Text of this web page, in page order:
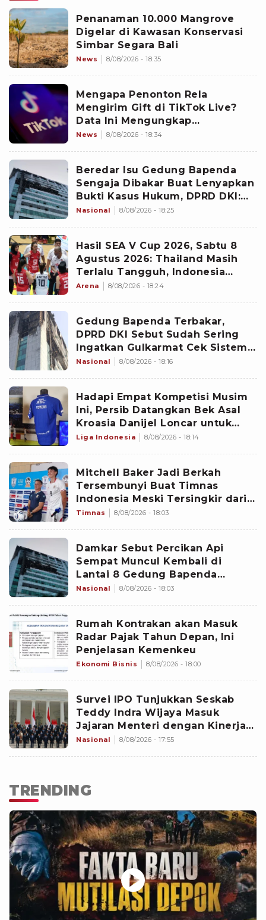
Penanaman 10.000 Mangrove
Digelar di Kawasan Konservasi
Simbar Segara Bali
News 8/08/2026 - 18:35
Mengapa Penonton Rela
Mengirim Gift di TikTok Live?
Data Ini Mengungkap
Jawabannya
News 8/08/2026 - 18:34
Beredar Isu Gedung Bapenda
Sengaja Dibakar Buat Lenyapkan
Bukti Kasus Hukum, DPRD DKI:
Jangan Berspekulasi Dulu!
Nasional 8/08/2026 - 18:25
Hasil SEA V Cup 2026, Sabtu 8
Agustus 2026: Thailand Masih
Terlalu Tangguh, Indonesia
Menyerah Tiga Set Langsung
Arena 8/08/2026 - 18:24
Gedung Bapenda Terbakar,
DPRD DKI Sebut Sudah Sering
Ingatkan Gulkarmat Cek Sistem
Proteksi Semua Gedung Jakarta
Nasional 8/08/2026 - 18:16
Hadapi Empat Kompetisi Musim
Ini, Persib Datangkan Bek Asal
Kroasia Danijel Loncar untuk
Perkuat Lini Belakang
Liga Indonesia 8/08/2026 - 18:14
Mitchell Baker Jadi Berkah
Tersembunyi Buat Timnas
Indonesia Meski Tersingkir dari
Piala AFF 2026, Aset Garuda yang
Timnas 8/08/2026 - 18:03
Damkar Sebut Percikan Api
Sempat Muncul Kembali di
Lantai 8 Gedung Bapenda
Jakarta
Nasional 8/08/2026 - 18:03
Rumah Kontrakan akan Masuk
Radar Pajak Tahun Depan, Ini
Penjelasan Kemenkeu
Ekonomi Bisnis 8/08/2026 - 18:00
Survei IPO Tunjukkan Seskab
Teddy Indra Wijaya Masuk
Jajaran Menteri dengan Kinerja
Terbaik
Nasional 8/08/2026 - 17:55
TRENDING